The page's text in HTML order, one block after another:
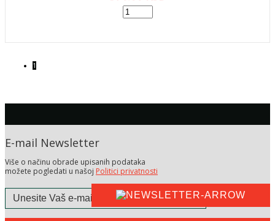
1
E-mail Newsletter
Više o načinu obrade upisanih podataka
možete pogledati u našoj Politici privatnosti